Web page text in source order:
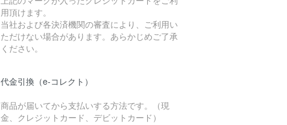
用頂けます。
当社および各決済機関の審査により、ご利用い
ただけない場合があります。あらかじめご了承
ください。
代金引換（e-コレクト）
商品が届いてから支払いする方法です。（現
金、クレジットカード、デビットカード）